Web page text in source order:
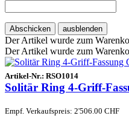
Abschicken ausblenden
Der Artikel wurde zum
Der Artikel wurde zum
Artikel-Nr.: RSO1014
Solitär Ring 4-Griff-
Empf. Verkaufspreis: 2'506.00 CHF